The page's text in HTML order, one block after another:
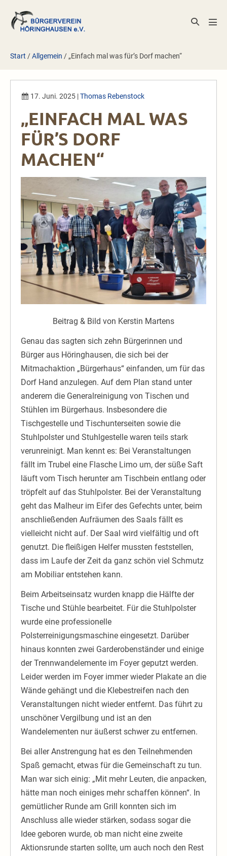
Inhalt
springen
Suche-
Start /Allgemein / „Einfach mal was für’s Dorf machen“
17. Juni. 2025 |Thomas Rebenstock
„EINFACH MAL WAS
FÜR’S DORF
MACHEN“
Beitrag & Bild von Kerstin Martens
Genau das sagten sich zehn Bürgerinnen und
Bürger aus Höringhausen, die sich bei der
Mitmachaktion „Bürgerhaus“ einfanden, um für das
Dorf Hand anzulegen. Auf dem Plan stand unter
anderem die Generalreinigung von Tischen und
Stühlen im Bürgerhaus. Insbesondere die
Tischgestelle und Tischunterseiten sowie die
Stuhlpolster und Stuhlgestelle waren teils stark
verunreinigt. Man kennt es: Bei Veranstaltungen
fällt im Trubel eine Flasche Limo um, der süße Saft
läuft vom Tisch herunter am Tischbein entlang oder
tröpfelt auf das Stuhlpolster. Bei der Veranstaltung
geht das Malheur im Eifer des Gefechts unter, beim
anschließenden Aufräumen des Saals fällt es
vielleicht nicht auf. Der Saal wird vielfältig und oft
genutzt. Die fleißigen Helfer mussten feststellen,
dass im Laufe der Zeit da ganz schön viel Schmutz
am Mobiliar entstehen kann.
Beim Arbeitseinsatz wurden knapp die Hälfte der
Tische und Stühle bearbeitet. Für die Stuhlpolster
wurde eine professionelle
Polsterreinigungsmaschine eingesetzt. Darüber
hinaus konnten zwei Garderobenständer und einige
der Trennwandelemente im Foyer geputzt werden.
Leider werden im Foyer immer wieder Plakate an die
Wände gehängt und die Klebestreifen nach den
Veranstaltungen nicht wieder entfernt. Das führt zu
unschöner Vergilbung und ist an den
Wandelementen nur äußerst schwer zu entfernen.
Bei aller Anstrengung hat es den Teilnehmenden
Spaß gemacht, etwas für die Gemeinschaft zu tun.
Man war sich einig: „Mit mehr Leuten, die anpacken,
hätte man noch einiges mehr schaffen können“. In
gemütlicher Runde am Grill konnten sich im
Anschluss alle wieder stärken, sodass sogar die
Idee geboren wurde, ob man nicht eine zweite
Aktionsrunde starten sollte, um auch noch den Rest